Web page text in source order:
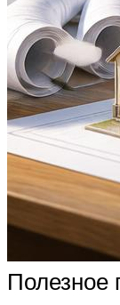
Полезное